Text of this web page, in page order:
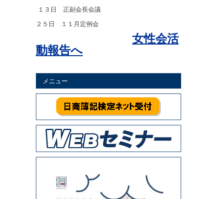
１３日 正副会長会議
２５日 １１月定例会
女性会活
動報告へ
メニュー